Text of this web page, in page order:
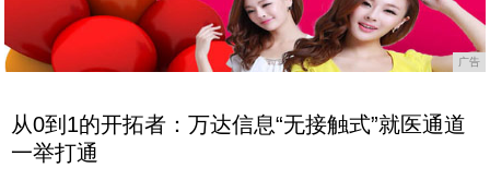
广告
从0到1的开拓者：万达信息“无接触式”就医通道
一举打通